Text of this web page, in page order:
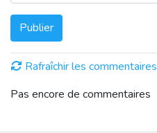
Publier
Rafraîchir les commentaires
Pas encore de commentaires